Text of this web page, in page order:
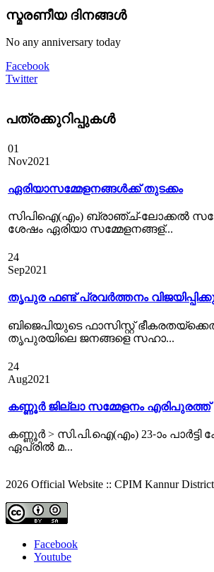
സ്മരണീയ ദിനങ്ങൾ
No any anniversary today
Facebook
Twitter
പത്രക്കുറിപ്പുകള്‍
01
Nov2021
ഏരിയാസമ്മേളനങ്ങൾക്ക് തുടക്കം
സിപിഐ(എം) ബ്രാഞ്ച്-ലോക്കല്‍
ശേഷം ഏരിയാ സമ്മേളനങ്ങള്...
24
Sep2021
തൃപുര ഫണ്ട് പ്രവര്‍ത്തനം
ബിജെപിയുടെ ഫാസിസ്റ്റ്
തൃപുരയിലെ ജനങ്ങളെ സഹാ...
24
Aug2021
കണ്ണൂർ ജില്ലാ സമ്മേളനം എരിപുരത്ത്‌
കണ്ണൂര്‍ > സി.പി.ഐ(എം) 23-ാം
ഏപ്രില്‍ മ...
2026 Official Website :: CPIM Kannur
Facebook
Youtube